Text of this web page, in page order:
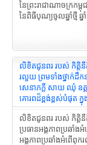
នៃព្រះរាជាណាចក្រកម្ពុ
នៃពិធីបុណ្យចូលឆ្នាំថ្មី
លិខិតជូនពរ របស់ កិត្តិនី
រលួយ ព្រមទាំងថ្នាក់ដឹក
សេនាភក្តី សាយ ឈុំ ឧត្ត
គោរពដ៏ខ្ពង់ខ្ពស់បំផុត ក្
លិខិតជូនពរ របស់ កិត្តិ
ប្រធានអង្គភាពប្រឆាំង
អង្គភាពប្រឆាំងអំពើពុ